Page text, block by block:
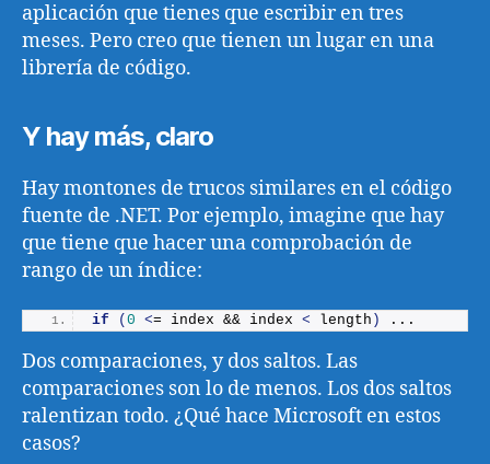
aplicación que tienes que escribir en tres
meses. Pero creo que tienen un lugar en una
librería de código.
Y hay más, claro
Hay montones de trucos similares en el código
fuente de .NET. Por ejemplo, imagine que hay
que tiene que hacer una comprobación de
rango de un índice:
if (0 <= index && index < length ) ...
Dos comparaciones, y dos saltos. Las
comparaciones son lo de menos. Los dos saltos
ralentizan todo. ¿Qué hace Microsoft en estos
casos?